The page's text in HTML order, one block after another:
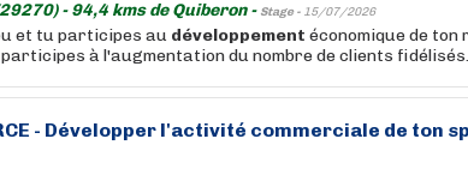
- 94,4 kms de Quiberon - Stage - 15/07/2026
et tu participes au développement économique de ton
à l'augmentation du nombre de clients fidélisés.
- Développer l'activité commerciale de ton